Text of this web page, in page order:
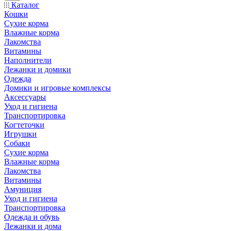
Каталог
Кошки
Сухие корма
Влажные корма
Лакомства
Витамины
Наполнители
Лежанки и домики
Одежда
Домики и игровые комплексы
Аксессуары
Уход и гигиена
Транспортировка
Когтеточки
Игрушки
Собаки
Сухие корма
Влажные корма
Лакомства
Витамины
Амуниция
Уход и гигиена
Транспортировка
Одежда и обувь
Лежанки и дома